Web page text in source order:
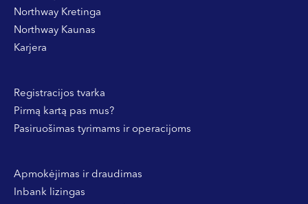
Northway Kretinga
Northway Kaunas
Karjera
Registracijos tvarka
Pirmą kartą pas mus?
Pasiruošimas tyrimams ir operacijoms
Apmokėjimas ir draudimas
Inbank lizingas